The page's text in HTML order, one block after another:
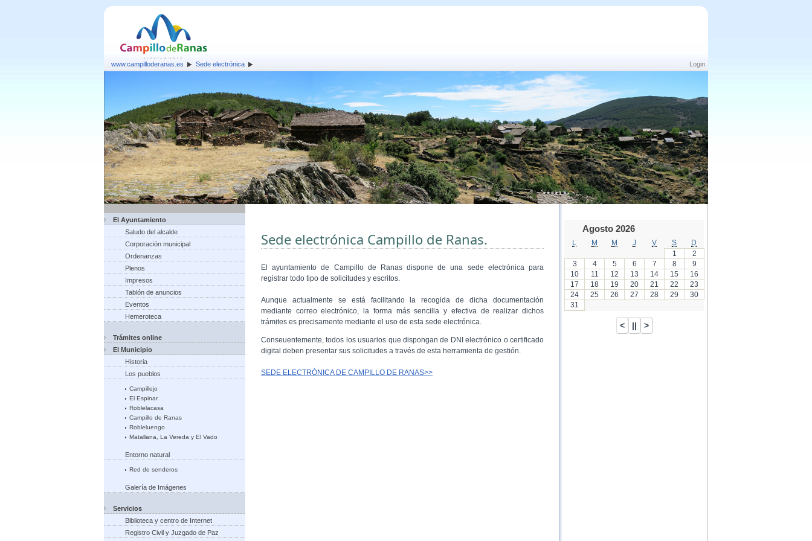
Login
www.campilloderanas.es Sede electrónica
El Ayuntamiento
Saludo del alcalde
Corporación municipal
Ordenanzas
Plenos
Impresos
Tablón de anuncios
Eventos
Hemeroteca
Trámites online
El Municipio
Historia
Los pueblos
Campillejo
El Espinar
Roblelacasa
Campillo de Ranas
Robleluengo
Matallana, La Vereda y El Vado
Entorno natural
Red de senderos
Galería de Imágenes
Servicios
Biblioteca y centro de Internet
Registro Civil y Juzgado de Paz
Sede electrónica Campillo de Ranas.
El ayuntamiento de Campillo de Ranas dispone de una sede electrónica para
registrar todo tipo de solicitudes y escritos.
Aunque actualmente se está facilitando la recogida de dicha documentación
mediante correo electrónico, la forma más sencilla y efectiva de realizar dichos
trámites es precisamente mediante el uso de esta sede electrónica.
Conseuentemente, todos los usuarios que dispongan de DNI electrónico o certificado
digital deben presentar sus solicitudes a través de esta herramienta de gestión.
SEDE ELECTRÓNICA DE CAMPILLO DE RANAS>>
Agosto 2026
M M J V S
D
1
2
3
4 5 6 7 8
9
10
11 12 13 14 15
16
17
18 19 20 21 22
23
24
25 26 27 28 29
30
31